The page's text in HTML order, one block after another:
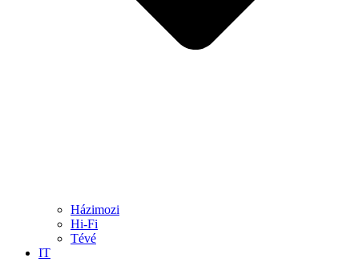
Házimozi
Hi-Fi
Tévé
IT